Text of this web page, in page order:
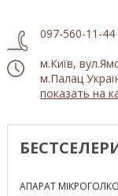
097-560-11-44
м.Київ,
м.Палац
показать на
АПАРАТ